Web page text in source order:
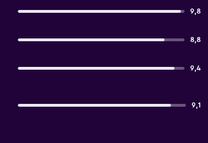
9,8
8,8
9,4
9,1